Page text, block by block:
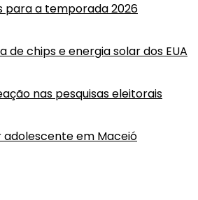
para a temporada 2026
chips e energia solar dos EUA
nas pesquisas eleitorais
em Maceió